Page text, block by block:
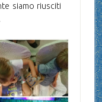
siamo riusciti